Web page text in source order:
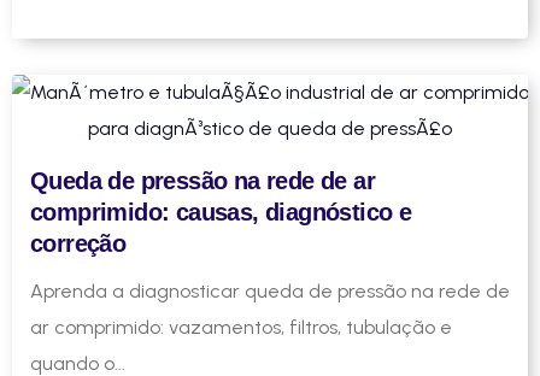
Queda de pressão na rede de ar
comprimido: causas, diagnóstico e
correção
Aprenda a diagnosticar queda de pressão na rede de
ar comprimido: vazamentos, filtros, tubulação e
quando o...